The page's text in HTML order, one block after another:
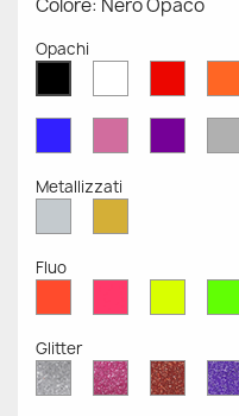
Colore: Nero Opaco
Opachi
Opaco OpacoOpaco
OpacoOpacoOpaco
Metallizzati
MetallizzatoMetallizzato
Fluo
Fluo
Fluo
Fluo
Glitter
Diamante
Glitter
Rosa
Glitter
Rosso
Glitter